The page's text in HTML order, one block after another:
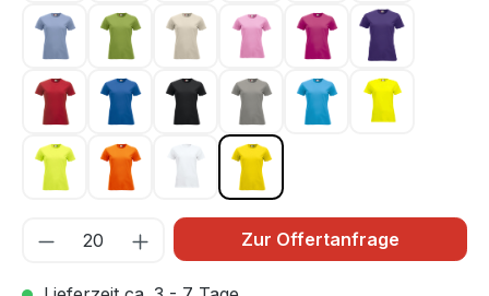
Hellblau 57Hellgrün 67Hellkhaki 815Hellpink 250Kirsche 300Lila 44
Rot 35 Royal Blau 55Schwarz 99Silber 94Türkis 54Warnschutz
Warnschutz Grün 600
Warnschutz Orange 170
Weiss 00 Zitrone 10
Zur Offertanfrage